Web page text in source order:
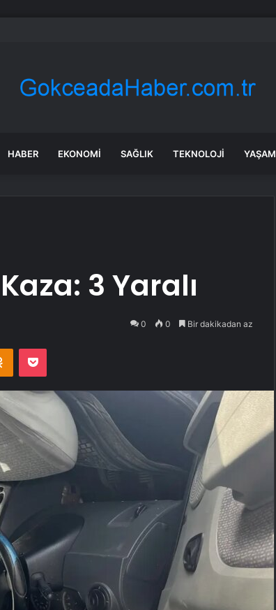
herkesi ilgilendiriyor: 1 Ağustos’ta tüm dijital kurallar değişiyor
HABER EKONOMI SAĞLIK TEKNOLOJI YAŞAM
3 Yaralı
0 0 Bir dakikadan az
Odnoklassniki
Pocket